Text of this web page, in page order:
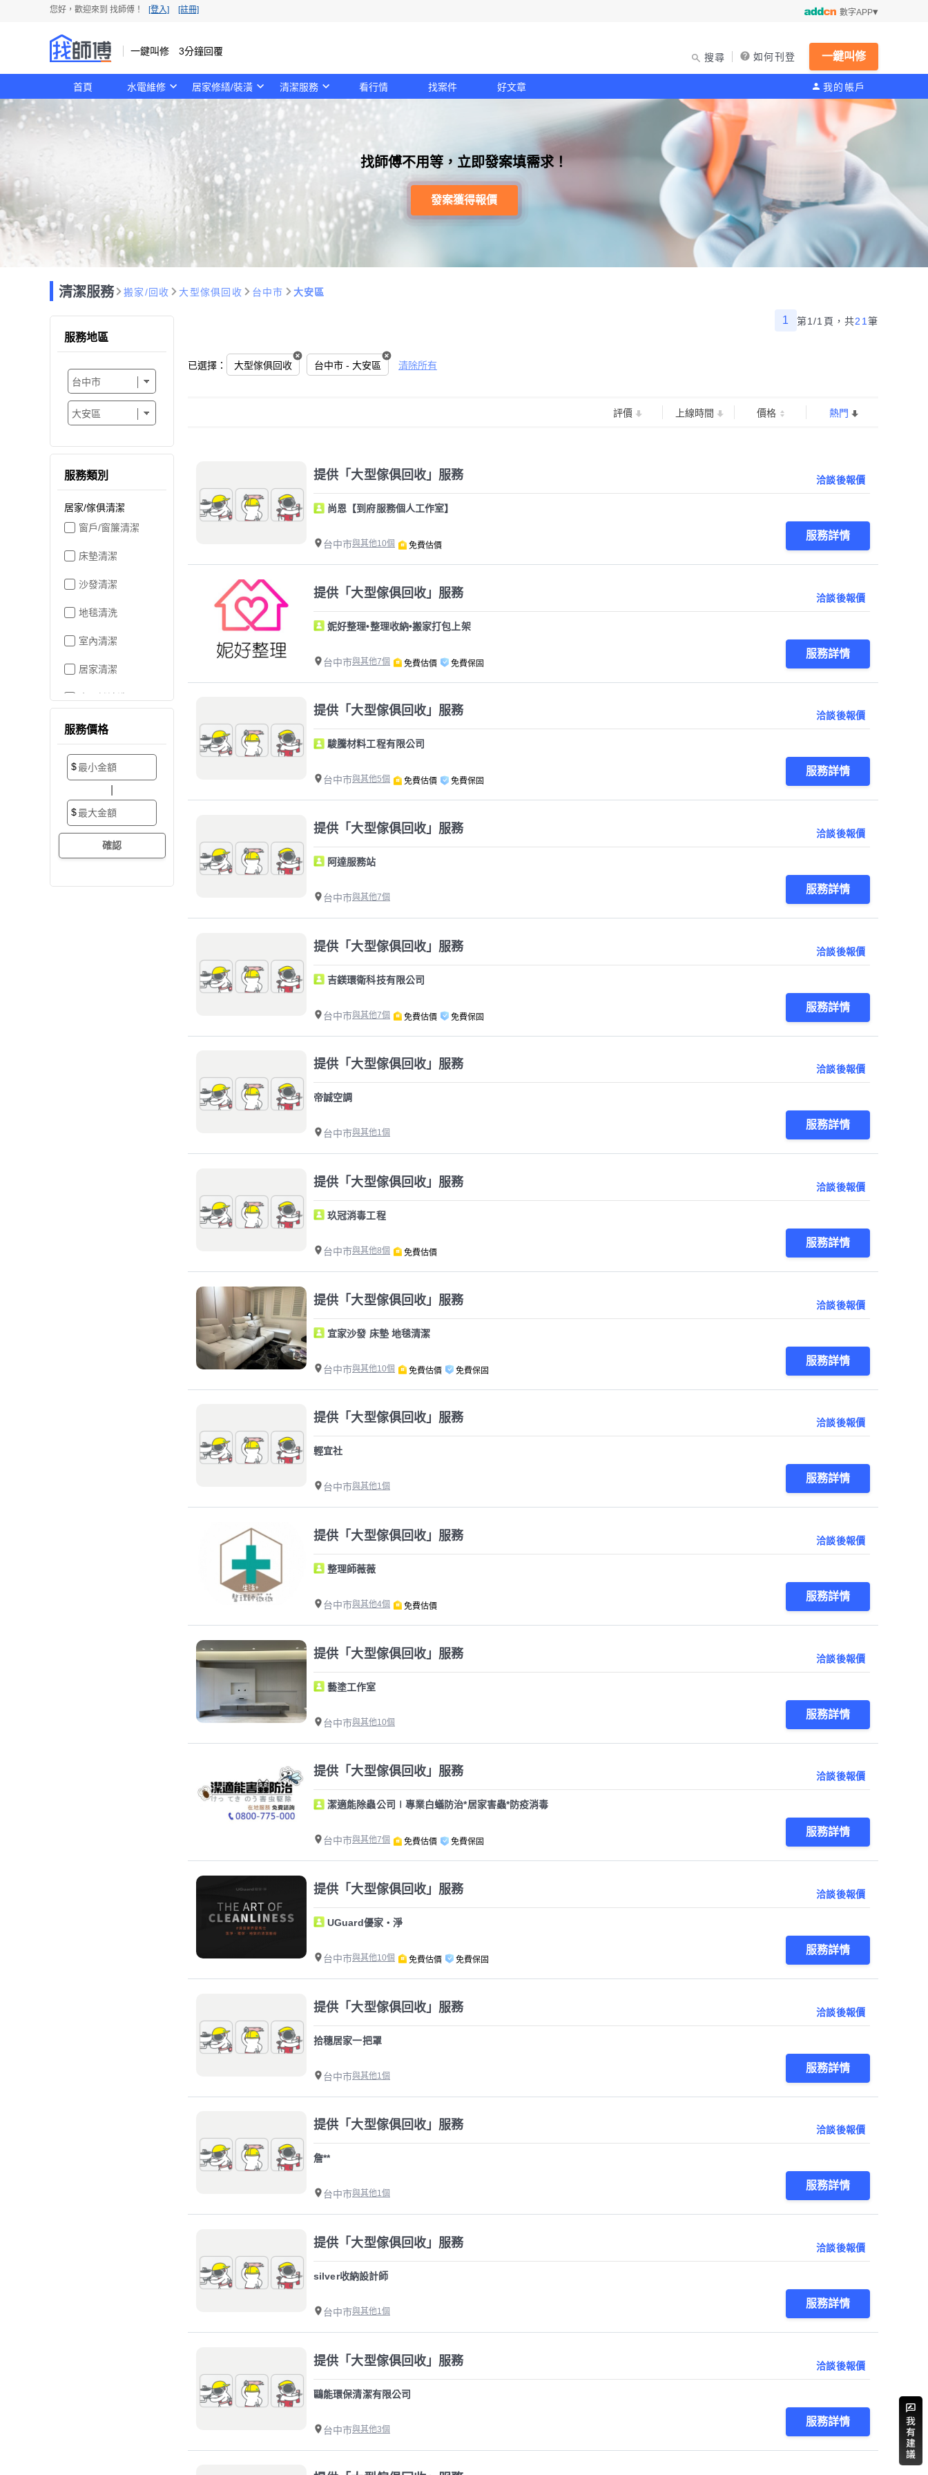
您好，歡迎來到 找師傅！ [登入] [註冊] 數字APP
一鍵叫修 3分鐘回覆
搜尋 如何刊登 一鍵叫修
首頁 水電維修 居家修繕/裝潢 清潔服務 看行情 找案件 好文章 我的帳戶
找師傅不用等，立即發案填需求！
發案獲得報價
清潔服務 搬家/回收 大型傢俱回收 台中市 大安區
1 第1/1頁， 共21 筆
已選擇： 大型傢俱回收 台中市 - 大安區 清除所有
服務地區
服務類別
居家/傢俱清潔
窗戶/窗簾清潔
床墊清潔
沙發清潔
地毯清洗
室內清潔
居家清潔
空屋打掃
居家收納
搬家/裝潢後清潔
大掃除
辦公室清潔
服務價格
$
$
評價 上線時間 價格 熱門
提供「大型傢俱回收」服務 洽談後報價
尚恩【到府服務個人工作室】
台中市與其他10個 免費估價
服務詳情
提供「大型傢俱回收」服務 洽談後報價
妮好整理•整理收納•搬家打包上架
台中市與其他7個 免費估價 免費保固
服務詳情
提供「大型傢俱回收」服務 洽談後報價
駿騰材料工程有限公司
台中市與其他5個 免費估價 免費保固
服務詳情
提供「大型傢俱回收」服務 洽談後報價
阿達服務站
台中市與其他7個
服務詳情
提供「大型傢俱回收」服務 洽談後報價
吉鎂環衛科技有限公司
台中市與其他7個 免費估價 免費保固
服務詳情
提供「大型傢俱回收」服務 洽談後報價
帝誠空調
台中市與其他1個
服務詳情
提供「大型傢俱回收」服務 洽談後報價
玖冠消毒工程
台中市與其他8個 免費估價
服務詳情
提供「大型傢俱回收」服務 洽談後報價
宜家沙發 床墊 地毯清潔
台中市與其他10個 免費估價 免費保固
服務詳情
提供「大型傢俱回收」服務 洽談後報價
輕宜社
台中市與其他1個
服務詳情
提供「大型傢俱回收」服務 洽談後報價
整理師薇薇
台中市與其他4個 免費估價
服務詳情
提供「大型傢俱回收」服務 洽談後報價
藝塗工作室
台中市與其他10個
服務詳情
提供「大型傢俱回收」服務 洽談後報價
潔適能除蟲公司∣專業白蟻防治*居家害蟲*防疫消毒
台中市與其他7個 免費估價 免費保固
服務詳情
提供「大型傢俱回收」服務 洽談後報價
UGuard優家・淨
台中市與其他10個 免費估價 免費保固
服務詳情
提供「大型傢俱回收」服務 洽談後報價
拾穗居家一把罩
台中市與其他1個
服務詳情
提供「大型傢俱回收」服務 洽談後報價
詹**
台中市與其他1個
服務詳情
提供「大型傢俱回收」服務 洽談後報價
silver收納設計師
台中市與其他1個
服務詳情
提供「大型傢俱回收」服務 洽談後報價
鷗能環保清潔有限公司
台中市與其他3個
服務詳情